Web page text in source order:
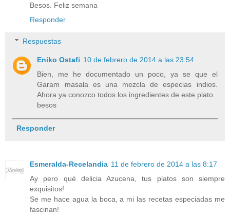
Besos. Feliz semana
Responder
Respuestas
Eniko Ostafi 10 de febrero de 2014 a las 23:54
Bien, me he documentado un poco, ya se que el
Garam masala es una mezcla de especias indios.
Ahora ya conozco todos los ingredientes de este plato.
besos
Responder
Esmeralda-Recelandia 11 de febrero de 2014 a las 8:17
Ay pero qué delicia Azucena, tus platos son siempre
exquisitos!
Se me hace agua la boca, a mi las recetas especiadas me
fascinan!